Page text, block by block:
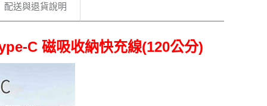
配送與退貨說明
C 磁吸收納快充線(120公分)